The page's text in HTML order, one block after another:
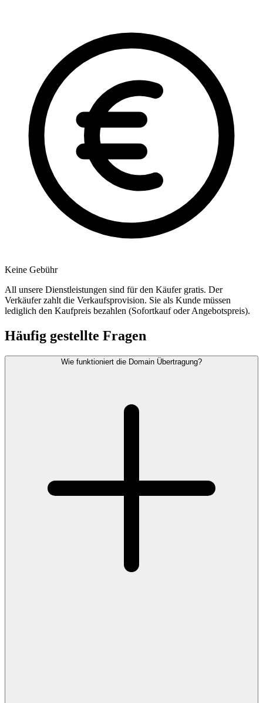
Keine Gebühr
All unsere Dienstleistungen sind für den Käufer gratis. Der
Verkäufer zahlt die Verkaufsprovision. Sie als Kunde müssen
lediglich den Kaufpreis bezahlen (Sofortkauf oder Angebotspreis).
Häufig gestellte Fragen
Wie funktioniert die Domain Übertragung?